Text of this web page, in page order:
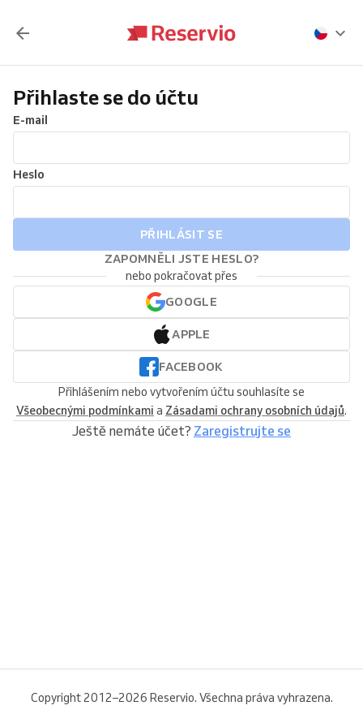
Přihlaste se do účtu
E-mail
Heslo
PŘIHLÁSIT SE
ZAPOMNĚLI JSTE HESLO?
nebo pokračovat přes
GOOGLE
APPLE
FACEBOOK
Přihlášením nebo vytvořením účtu souhlasíte se
Všeobecnými podmínkami a Zásadami ochrany osobních údajů.
Ještě nemáte účet? Zaregistrujte se
Copyright 2012–2026 Reservio. Všechna práva vyhrazena.